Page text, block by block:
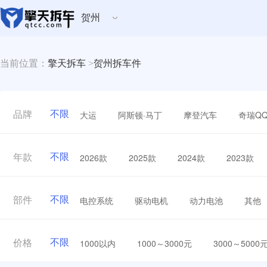
贺州
当前位置： 擎天拆车 >贺州拆车件
品牌 不限 大运 阿斯顿·马丁 摩登汽车 奇瑞
年款 不限 2026款 2025款 2024款 2023款
部件 不限 电控系统 驱动电机 动力电池 其他
价格 不限 1000以内 1000～3000元 3000～5000